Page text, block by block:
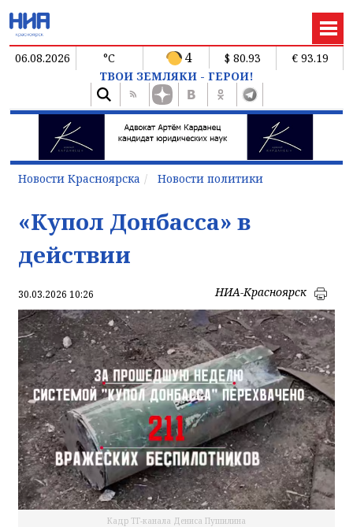
06.08.2026 °C 4 $ 80.93
€ 93.19
ТВОИ ЗЕМЛЯКИ - ГЕРОИ!
Новости Красноярска Новости политики
«Купол Донбасса» в
действии
30.03.2026 10:26 НИА-Красноярск
Кадр ТГ-канала Дениса Пушилина